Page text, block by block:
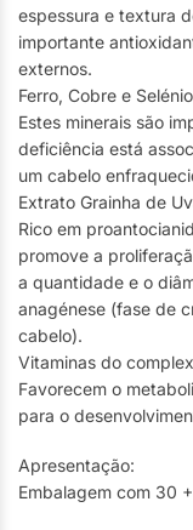
espessura e textura
importante
externos.
Ferro, Cobre e Selénio
Estes minerais são
deficiência está
um cabelo
Extrato Grainha de
Rico em
promove a
a quantidade e o
anagénese (fase de
cabelo).
Vitaminas do
Favorecem o
para o
Apresentação:
Embalagem com 30